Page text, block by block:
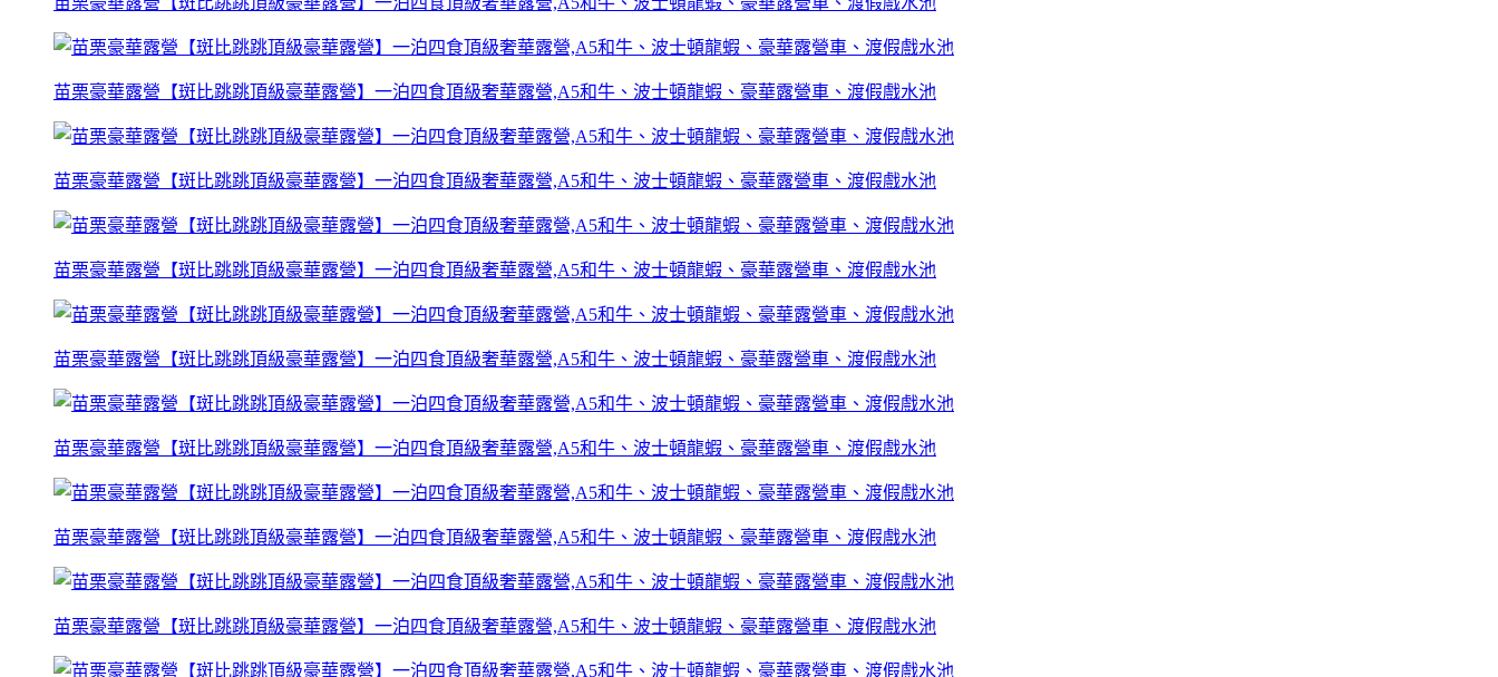
苗栗豪華露營【斑比跳跳頂級豪華露營】一泊四食頂級奢華露營,A5和牛、波士頓龍蝦、豪華露營車、渡假戲水池
苗栗豪華露營【斑比跳跳頂級豪華露營】一泊四食頂級奢華露營,A5和牛、波士頓龍蝦、豪華露營車、渡假戲水池
苗栗豪華露營【斑比跳跳頂級豪華露營】一泊四食頂級奢華露營,A5和牛、波士頓龍蝦、豪華露營車、渡假戲水池
苗栗豪華露營【斑比跳跳頂級豪華露營】一泊四食頂級奢華露營,A5和牛、波士頓龍蝦、豪華露營車、渡假戲水池
苗栗豪華露營【斑比跳跳頂級豪華露營】一泊四食頂級奢華露營,A5和牛、波士頓龍蝦、豪華露營車、渡假戲水池
苗栗豪華露營【斑比跳跳頂級豪華露營】一泊四食頂級奢華露營,A5和牛、波士頓龍蝦、豪華露營車、渡假戲水池
苗栗豪華露營【斑比跳跳頂級豪華露營】一泊四食頂級奢華露營,A5和牛、波士頓龍蝦、豪華露營車、渡假戲水池